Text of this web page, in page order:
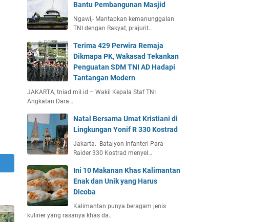
Bantu Pembangunan Masjid
Ngawi,- Mantapkan kemanunggalan
TNI dengan Rakyat, prajurit…
Terima 429 Perwira Remaja
Dikmapa PK, Wakasad Tekankan
Penguatan SDM TNI AD Hadapi
Tantangan Modern
JAKARTA, tniad.mil.id – Wakil Kepala Staf TNI
Angkatan Dara…
Natal Bersama Umat Kristiani di
Lingkungan Yonif R 330 Kostrad
Jakarta. Batalyon Infanteri Para
Raider 330 Kostrad menyel…
Ini 10 Makanan Khas Kalimantan
Enak dan Unik yang Harus
Dicoba
Kalimantan punya beragam jenis
kuliner yang rasanya khas da…